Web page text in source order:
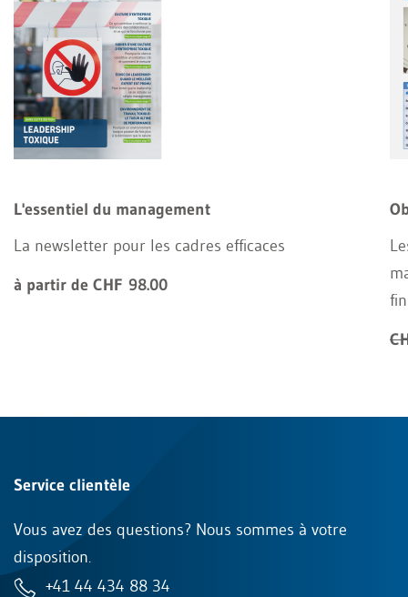
L'essentiel du management
La newsletter pour les cadres efficaces
à partir de CHF 98.00
Service clientèle
Vous avez des questions? Nous sommes à votre
disposition.
+41 44 434 88 34